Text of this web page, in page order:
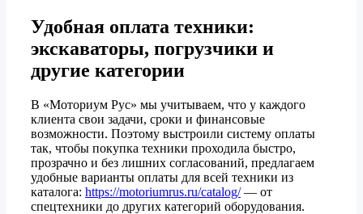
Удобная оплата техники:
экскаваторы, погрузчики и
другие категории
В «Моториум Рус» мы учитываем, что у каждого
клиента свои задачи, сроки и финансовые
возможности. Поэтому выстроили систему оплаты
так, чтобы покупка техники проходила быстро,
прозрачно и без лишних согласований, предлагаем
удобные варианты оплаты для всей техники из
каталога: https://motoriumrus.ru/catalog/— от
спецтехники до других категорий оборудования.